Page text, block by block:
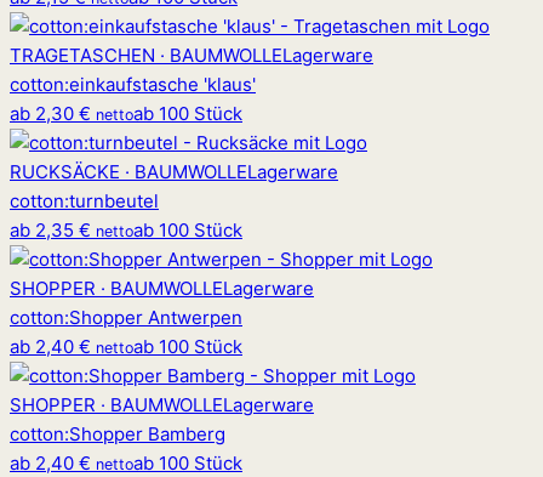
TRAGETASCHEN · BAUMWOLLELagerware
cotton:einkaufstasche 'klaus'
ab 2,30 € nettoab 100 Stück
RUCKSÄCKE · BAUMWOLLELagerware
cotton:turnbeutel
ab 2,35 € nettoab 100 Stück
SHOPPER · BAUMWOLLELagerware
cotton:Shopper Antwerpen
ab 2,40 € nettoab 100 Stück
SHOPPER · BAUMWOLLELagerware
cotton:Shopper Bamberg
ab 2,40 € nettoab 100 Stück